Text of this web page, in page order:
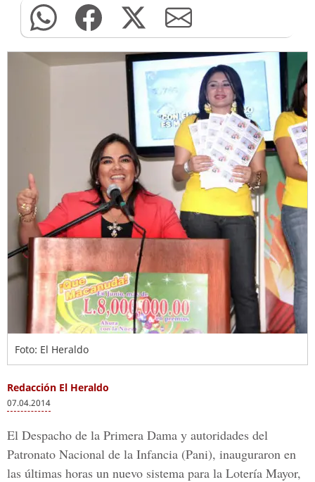
Foto: El Heraldo
Redacción El Heraldo
07.04.2014
El Despacho de la Primera Dama y autoridades del
Patronato Nacional de la Infancia (Pani), inauguraron en
las últimas horas un nuevo sistema para la Lotería Mayor,